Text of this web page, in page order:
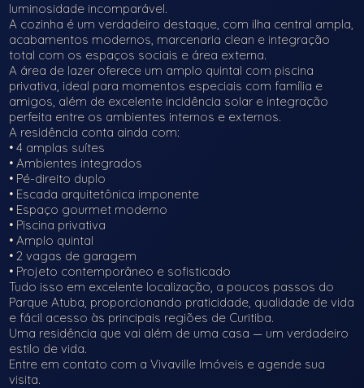
luminosidade incomparável.
A cozinha é um verdadeiro destaque, com ilha central ampla,
acabamentos modernos, marcenaria clean e integração
total com os espaços sociais e área externa.
A área de lazer oferece um amplo quintal com piscina
privativa, ideal para momentos especiais com família e
amigos, além de excelente incidência solar e integração
perfeita entre os ambientes internos e externos.
A residência conta ainda com:
• 4 amplas suítes
• Ambientes integrados
• Pé-direito duplo
• Escada arquitetônica imponente
• Espaço gourmet moderno
• Piscina privativa
• Amplo quintal
• 2 vagas de garagem
• Projeto contemporâneo e sofisticado
Tudo isso em excelente localização, a poucos passos do
Parque Atuba, proporcionando praticidade, qualidade de vida
e fácil acesso às principais regiões de Curitiba.
Uma residência que vai além de uma casa — um verdadeiro
estilo de vida.
Entre em contato com a Vivaville Imóveis e agende sua
visita.